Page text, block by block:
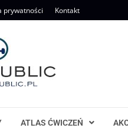
prywatności Kontakt
ATLAS ĆWICZEŃ